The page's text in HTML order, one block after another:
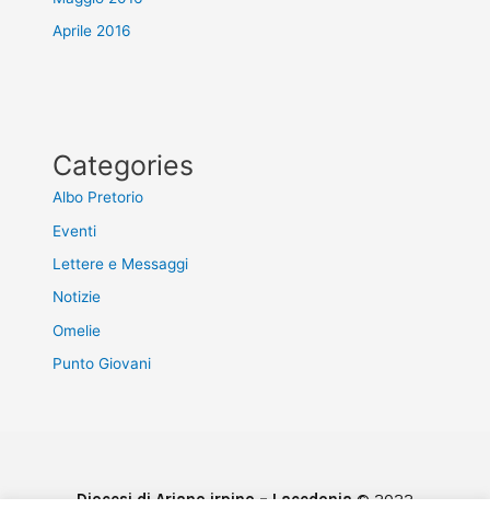
Aprile 2016
Categories
Albo Pretorio
Eventi
Lettere e Messaggi
Notizie
Omelie
Punto Giovani
Diocesi di Ariano irpino – Lacedonia © 2022